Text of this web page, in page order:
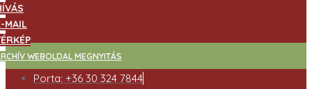
MAIL
WEBOLDAL MEGNYITÁS
Porta: +36 30 324 7844